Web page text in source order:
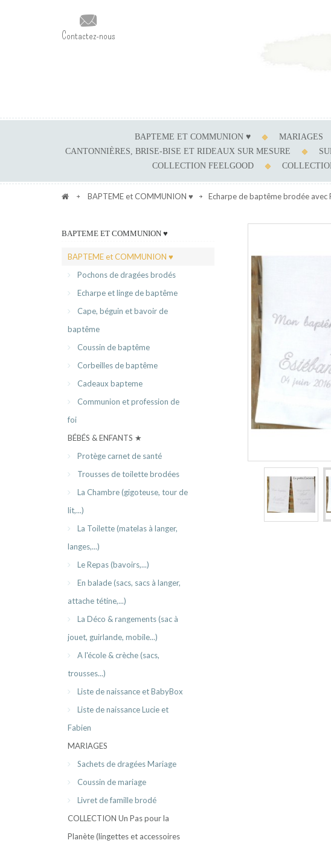
Contactez-nous
BAPTEME ET COMMUNION ♥ MARIAGES
CANTONNIÈRES, BRISE-BISE ET RIDEAUX SUR MESURE
COLLECTION FEELGOOD
BAPTEME et COMMUNION ♥ Echarpe de baptême brodée avec
BAPTEME ET COMMUNION ♥
BAPTEME et COMMUNION ♥
Pochons de dragées brodés
Echarpe et linge de baptême
Cape, béguin et bavoir de
baptême
Coussin de baptême
Corbeilles de baptême
Cadeaux bapteme
Communion et profession de
foi
BÉBÉS & ENFANTS ★
Protège carnet de santé
Trousses de toilette brodées
La Chambre (gigoteuse, tour de
lit,...)
La Toilette (matelas à langer,
langes,...)
Le Repas (bavoirs,...)
En balade (sacs, sacs à langer,
attache tétine,...)
La Déco & rangements (sac à
jouet, guirlande, mobile...)
A l'école & crèche (sacs,
trousses...)
Liste de naissance et BabyBox
Liste de naissance Lucie et
Fabien
MARIAGES
Sachets de dragées Mariage
Coussin de mariage
Livret de famille brodé
COLLECTION Un Pas pour la
Planète (lingettes et accessoires